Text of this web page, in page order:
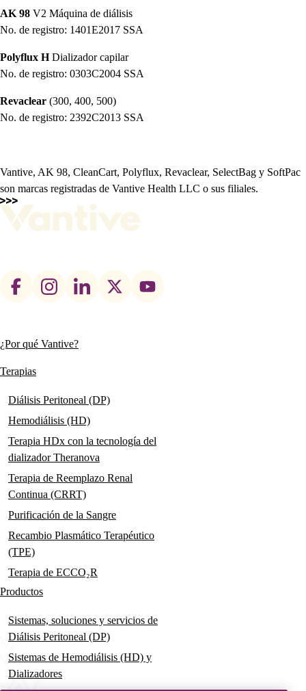
AK 98 V2 Máquina de diálisis
No. de registro: 1401E2017 SSA
Polyflux HDializador capilar
No. de registro: 0303C2004 SSA
Revaclear (300, 400, 500)
No. de registro: 2392C2013 SSA
Vantive, AK 98, CleanCart, Polyflux, Revaclear, SelectBag y SoftPac
son marcas registradas de Vantive Health LLC o sus filiales.
Footer
Main
navigation
¿Por qué Vantive?
Terapias
Diálisis Peritoneal (DP)
Hemodiálisis (HD)
Terapia HDx con la tecnología del
dializador Theranova
Terapia de Reemplazo Renal
Continua (CRRT)
Purificación de la Sangre
Recambio Plasmático Terapéutico
(TPE)
Terapia de ECCO₂R
Productos
Sistemas, soluciones y servicios de
Diálisis Peritoneal (DP)
Sistemas de Hemodiálisis (HD) y
Dializadores